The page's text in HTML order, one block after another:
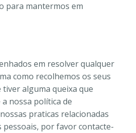
para mantermos em
em resolver qualquer
como recolhemos os seus
tiver alguma queixa que
nossa política de
praticas relacionadas
pessoais, por favor contacte-